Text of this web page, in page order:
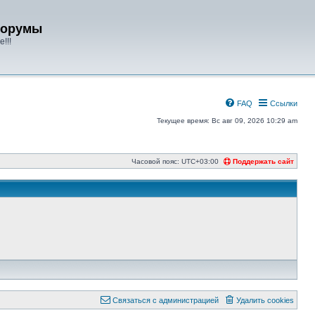
Ссылки
FAQ
Текущее время: Вс авг 09, 2026 10:29 am
Поддержать сайт
Часовой пояс: UTC+03:00
Удалить cookies
Связаться с администрацией